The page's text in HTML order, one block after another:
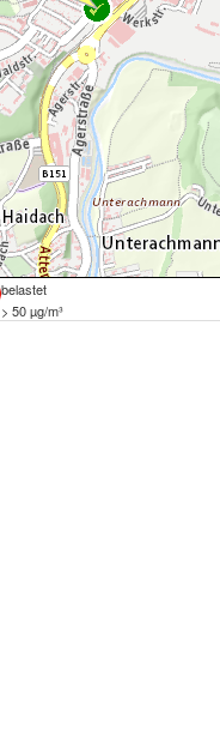
belastet
> 50 µg/m³